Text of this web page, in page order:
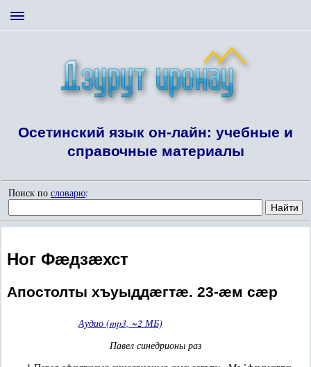
Осетинский язык он-лайн: учебные и
справочные материалы
Поиск по словарю:
Ног Фæдзæхст
Апостолты хъуыддæгтæ. 23-æм сæр
Аудио (mp3, ~2 МБ)
Павел синедрионы раз